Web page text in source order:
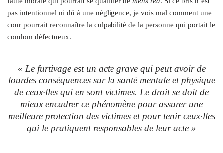
pas intentionnel ni dû à une négligence, je vois mal comment une
cour pourrait reconnaître la culpabilité de la personne qui portait le
condom défectueux.
« Le furtivage est un acte grave qui peut avoir de
lourdes conséquences sur la santé mentale et physique
de ceux·lles qui en sont victimes. Le droit se doit de
mieux encadrer ce phénomène pour assurer une
meilleure protection des victimes et pour tenir ceux·lles
qui le pratiquent responsables de leur acte »